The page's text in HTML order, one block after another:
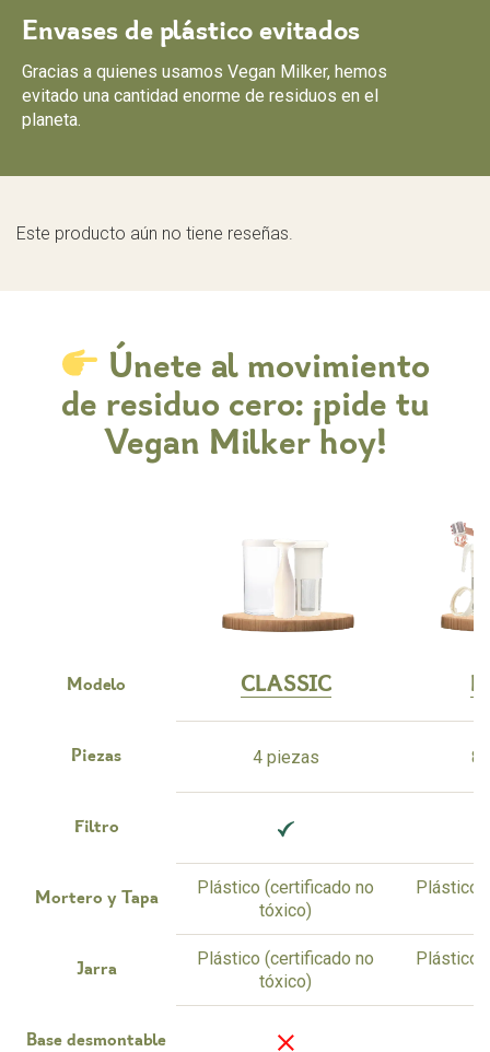
Envases de plástico evitados
Gracias a quienes usamos Vegan Milker, hemos
evitado una cantidad enorme de residuos en el
planeta.
Este producto aún no tiene reseñas.
Únete al movimiento
de residuo cero: ¡pide tu
Vegan Milker hoy!
Modelo
Piezas
Filtro
Mortero y Tapa
Jarra
Base desmontable
CLASSIC
4 piezas
Plástico (certificado no
tóxico)
Plástico (certificado no
tóxico)
8
Plástico
Plástico